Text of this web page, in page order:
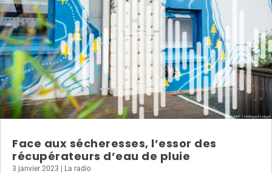
Face aux sécheresses, l’essor des
récupérateurs d’eau de pluie
3 janvier 2023 La radio